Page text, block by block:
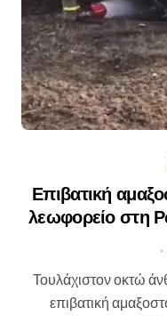
Επιβατική
λεωφορείο στη
Τουλάχιστον οκτώ άνθρωποι έχασαν τη ζωή τους όταν
επιβατική